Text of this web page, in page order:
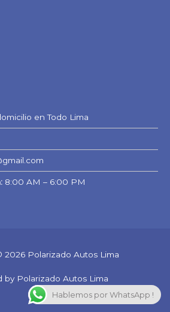
en Todo Lima
8:00 AM – 6:00 PM
2026 Polarizado Autos Lima
by Polarizado Autos Lima
Hablemos por WhatsApp !